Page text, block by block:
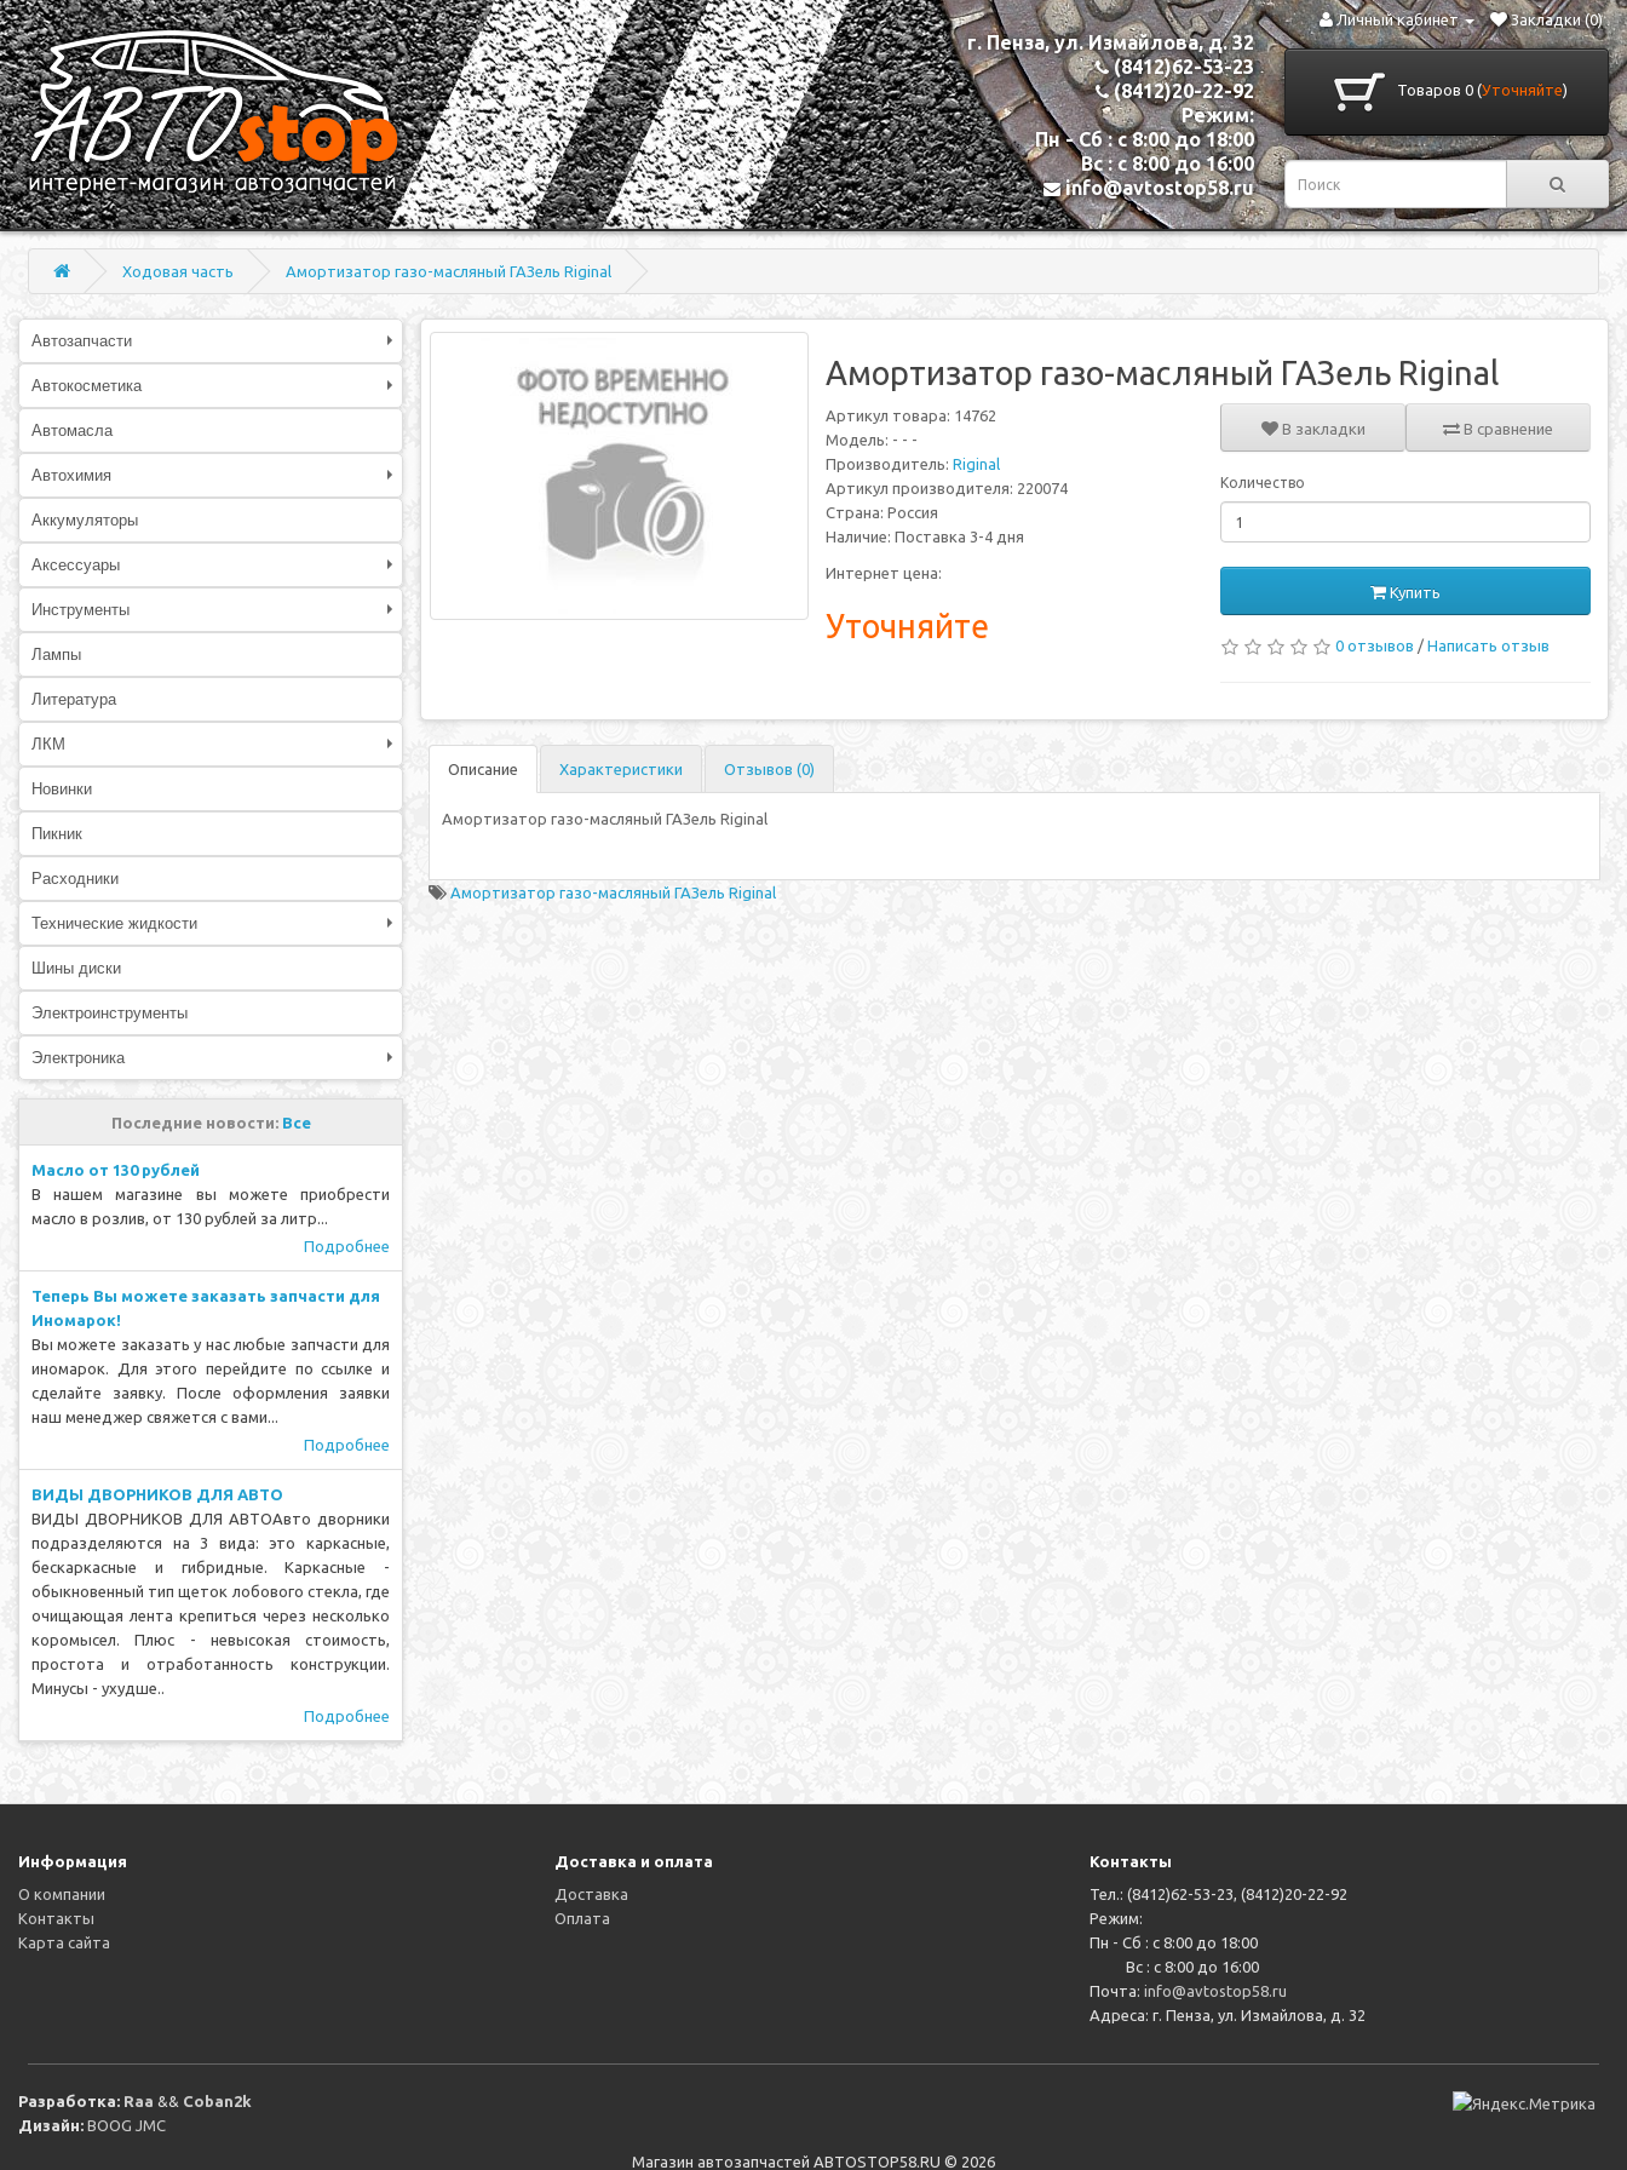
г. Пенза, ул. Измайлова, д. 32
(8412)62-53-23
(8412)20-22-92
Режим:
Пн - Сб : с 8:00 до 18:00
Вс : с 8:00 до 16:00
info@avtostop58.ru
Личный кабинет Закладки (0)
Товаров 0 (Уточняйте)
Ходовая часть Амортизатор газо-масляный ГАЗель Riginal
Автозапчасти
Автокосметика
Автомасла
Автохимия
Аккумуляторы
Аксессуары
Инструменты
Лампы
Литература
ЛКМ
Новинки
Пикник
Расходники
Технические жидкости
Шины диски
Электроинструменты
Электроника
Последние новости: Все
Масло от 130 рублей
В нашем магазине вы можете приобрести
масло в розлив, от 130 рублей за литр...
Подробнее
Теперь Вы можете заказать запчасти для
Иномарок!
Вы можете заказать у нас любые запчасти для
иномарок. Для этого перейдите по ссылке и
сделайте заявку. После оформления заявки
наш менеджер свяжется с вами...
Подробнее
ВИДЫ ДВОРНИКОВ ДЛЯ АВТО
ВИДЫ ДВОРНИКОВ ДЛЯ АВТОАвто дворники
подразделяются на 3 вида: это каркасные,
бескаркасные и гибридные. Каркасные -
обыкновенный тип щеток лобового стекла, где
очищающая лента крепиться через несколько
коромысел. Плюс - невысокая стоимость,
простота и отработанность конструкции.
Минусы - ухудше..
Подробнее
Амортизатор газо-масляный ГАЗель Riginal
Артикул товара: 14762
Модель: - - -
Производитель: Riginal
Артикул производителя: 220074
Страна: Россия
Наличие: Поставка 3-4 дня
Интернет цена:
Уточняйте
В закладки В сравнение
Количество
Купить
0 отзывов /Написать отзыв
Описание Характеристики Отзывов (0)
Амортизатор газо-масляный ГАЗель Riginal
Амортизатор газо-масляный ГАЗель Riginal
Информация
О компании
Контакты
Карта сайта
Доставка и оплата
Доставка
Оплата
Контакты
Тел.: (8412)62-53-23, (8412)20-22-92
Режим:
Пн - Сб : с 8:00 до 18:00
Вс : с 8:00 до 16:00
Почта:info@avtostop58.ru
Адреса: г. Пенза, ул. Измайлова, д. 32
Разработка: Raa && Coban2k
Дизайн: BOOG JMC
Магазин автозапчастей АВТОSTOP58.RU © 2026